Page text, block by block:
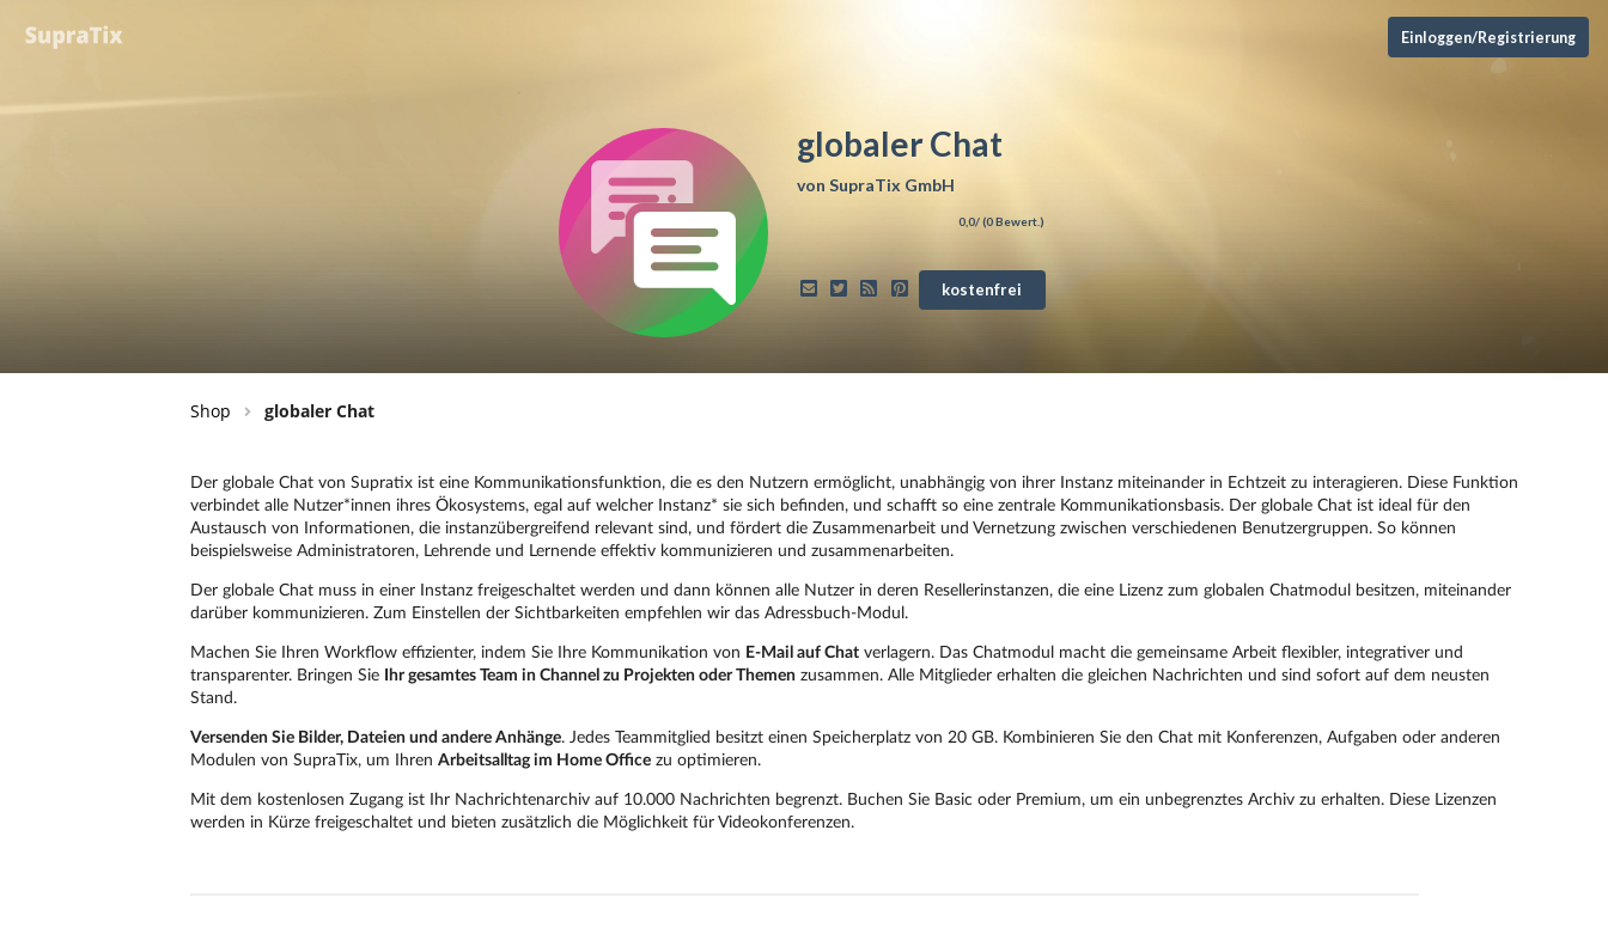
Einloggen/Registrierung
globaler Chat
vonSupraTix GmbH
0,0/ (0Bewert.)
kostenfrei
Shop globaler Chat